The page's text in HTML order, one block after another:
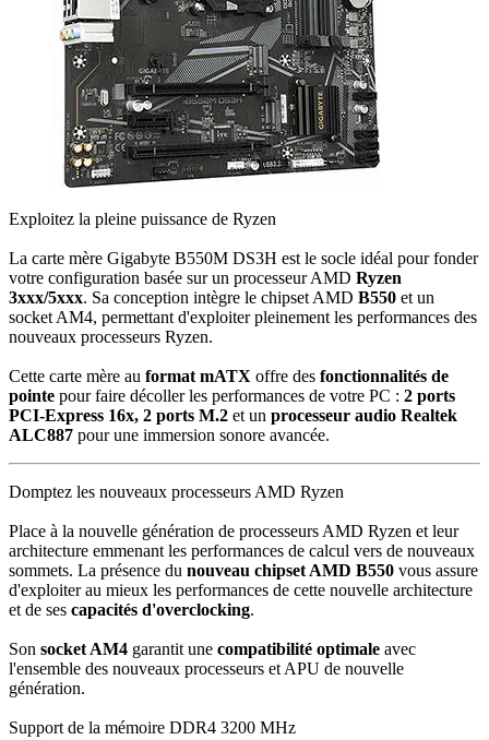
Exploitez la pleine puissance de Ryzen
La carte mère Gigabyte B550M DS3H est le socle idéal pour fonder
votre configuration basée sur un processeur AMD Ryzen
3xxx/5xxx. Sa conception intègre le chipset AMD B550 et un
socket AM4, permettant d'exploiter pleinement les performances des
nouveaux processeurs Ryzen.
Cette carte mère au format mATX offre des fonctionnalités de
pointe pour faire décoller les performances de votre PC : 2 ports
PCI-Express 16x, 2 ports M.2 et un processeur audio Realtek
ALC887 pour une immersion sonore avancée.
Domptez les nouveaux processeurs AMD Ryzen
Place à la nouvelle génération de processeurs AMD Ryzen et leur
architecture emmenant les performances de calcul vers de nouveaux
sommets. La présence du nouveau chipset AMD B550 vous assure
d'exploiter au mieux les performances de cette nouvelle architecture
et de ses capacités d'overclocking.
Son socket AM4 garantit une compatibilité optimale avec
l'ensemble des nouveaux processeurs et APU de nouvelle
génération.
Support de la mémoire DDR4 3200 MHz